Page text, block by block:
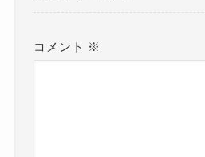
コメント ※